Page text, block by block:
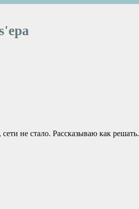
не стало. Рассказываю как решать.